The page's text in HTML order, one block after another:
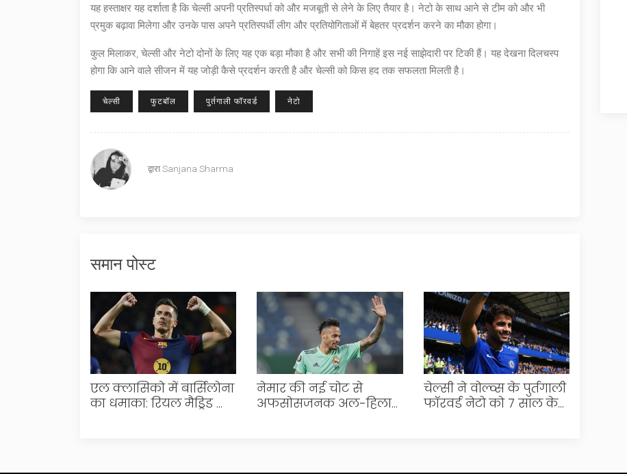
यह हस्ताक्षर यह दर्शाता है कि चेल्सी अपनी प्रतिस्पर्धा को और मजबूती से लेने के लिए तैयार है। नेटो के साथ आने से टीम को और भी
प्रमुक बढ़ावा मिलेगा और उनके पास अपने प्रतिस्पर्धी लीग और प्रतियोगिताओं में बेहतर प्रदर्शन करने का मौका होगा।
कुल मिलाकर, चेल्सी और नेटो दोनों के लिए यह एक बड़ा मौका है और सभी की निगाहें इस नई साझेदारी पर टिकी हैं। यह देखना दिलचस्प
होगा कि आने वाले सीजन में यह जोड़ी कैसे प्रदर्शन करती है और चेल्सी को किस हद तक सफलता मिलती है।
चेल्सी फुटबॉल पुर्तगाली फॉरवर्ड नेटो
द्वारा Sanjana Sharma
समान पोस्ट
एल क्लासिको में बार्सिलोना
का धमाका: रियल मैड्रिड को
नेमार की नई चोट से
अफसोसजनक अल-हिलाल
चेल्सी ने वोल्व्स के पुर्तगाली
फॉरवर्ड नेटो को 7 साल के